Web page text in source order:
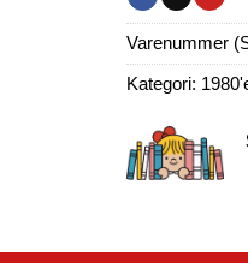
Varenummer
Kategori: